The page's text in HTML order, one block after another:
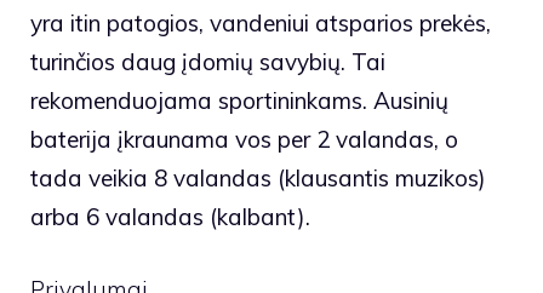
yra itin patogios, vandeniui atsparios prekės,
turinčios daug įdomių savybių. Tai
rekomenduojama sportininkams. Ausinių
baterija įkraunama vos per 2 valandas, o
tada veikia 8 valandas (klausantis muzikos)
arba 6 valandas (kalbant).